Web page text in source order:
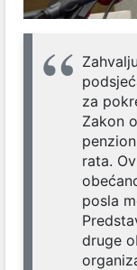
za
Zakon
rata.
posla
druge